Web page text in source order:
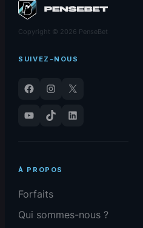
Copyright © 2026 PenseBet
SUIVEZ-NOUS
Facebook Instagram
X
YouTube
TikTok LinkedIn
À PROPOS
Forfaits
Qui sommes-nous ?